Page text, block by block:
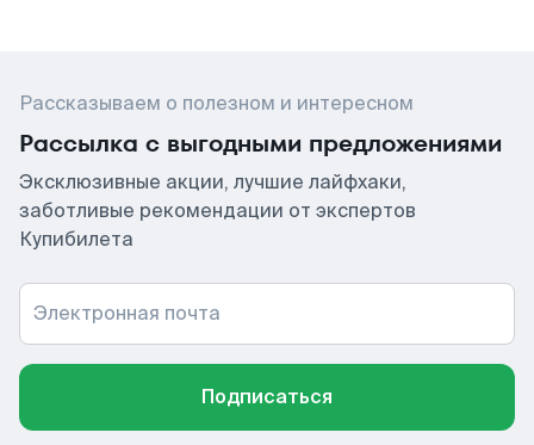
Рассказываем о полезном и интересном
Рассылка с выгодными предложениями
Эксклюзивные акции, лучшие лайфхаки,
заботливые рекомендации от экспертов
Купибилета
Электронная почта
Подписаться